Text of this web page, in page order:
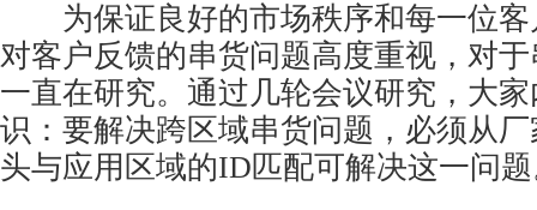
为保证良好的市场秩序和每一位客
对客户反馈的串货问题高度重视，对
一直在研究。通过几轮会议研究，大
识：要解决跨区域串货问题，必须从
头与应用区域的ID匹配可解决这一问